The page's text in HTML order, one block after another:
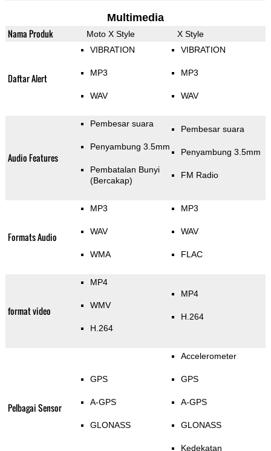
Multimedia
Nama Produk Moto X Style X Style
Daftar Alert
VIBRATION
MP3
WAV
VIBRATION
MP3
WAV
Audio Features
Pembesar suara
Penyambung 3.5mm
Pembatalan Bunyi
(Bercakap)
Pembesar suara
Penyambung 3.5mm
FM Radio
Formats Audio
MP3
WAV
WMA
MP3
WAV
FLAC
format video
MP4
WMV
H.264
MP4
H.264
Pelbagai Sensor
GPS
A-GPS
GLONASS
Accelerometer
GPS
A-GPS
GLONASS
Kedekatan